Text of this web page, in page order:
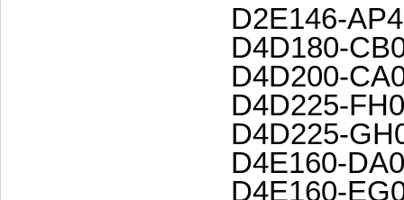
D2E146-
D4D180-
D4D200-
D4D225-
D4D225-
D4E160-
D4E160-